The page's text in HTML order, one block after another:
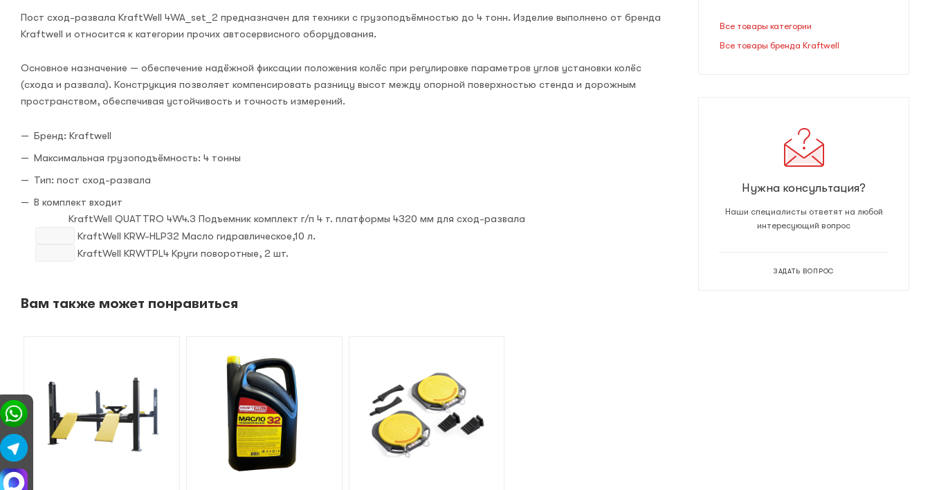
Пост сход-развала KraftWell 4WA_set_2 предназначен для техники с грузоподъёмностью до 4 тонн. Изделие выполнено от бренда
Kraftwell и относится к категории прочих автосервисного оборудования.
Основное назначение — обеспечение надёжной фиксации положения колёс при регулировке параметров углов установки колёс
(схода и развала). Конструкция позволяет компенсировать разницу высот между опорной поверхностью стенда и дорожным
пространством, обеспечивая устойчивость и точность измерений.
Бренд: Kraftwell
Максимальная грузоподъёмность: 4 тонны
Тип: пост сход-развала
В комплект входит
KraftWell QUATTRO 4W4.3 Подъемник комплект г/п 4 т. платформы 4320 мм для сход-развала
KraftWell KRW-HLP32 Масло гидравлическое,10 л.
KraftWell KRWTPL4 Круги поворотные, 2 шт.
Вам также может понравиться
Все товары категории
Все товары бренда Kraftwell
Нужна консультация?
Наши специалисты ответят на любой
интересующий вопрос
ЗАДАТЬ ВОПРОС